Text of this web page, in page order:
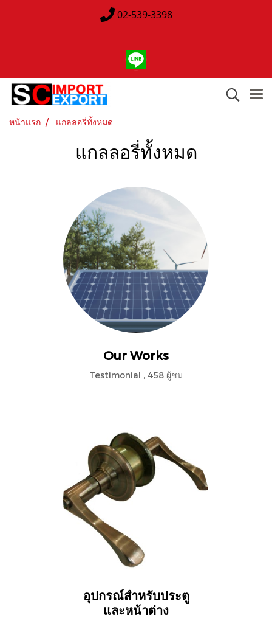
02-539-3398
หน้าแรก แกลลอรี่ทั้งหมด
แกลลอรี่ทั้งหมด
Our Works
Testimonial , 458 ผู้ชม
อุปกรณ์สำหรับประตู
และหน้าต่าง